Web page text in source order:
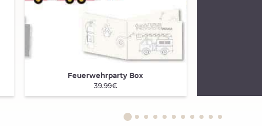
QUICK VIEW
Feuerwehrparty Box
39.99€